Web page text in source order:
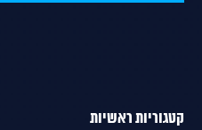
קטגוריות ראשיות